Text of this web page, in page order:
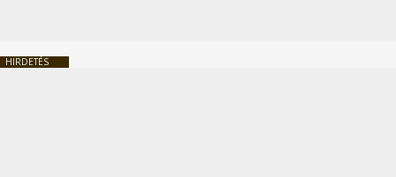
HIRDETÉS